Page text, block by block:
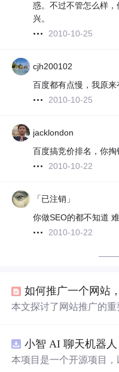
惑。不过不管怎么样
兴。
2010-10-25
cjh200102
百度都有点慢，我原来
2010-10-25
jacklondon
百度搞竞价排名，你掏
2010-10-22
「已注销」
你做SEO的都不知道
2010-10-22
——
如何推广一个网站
本文探讨了网站推广的
查过程，提出通过规律
高搜索引擎收录效率，并
小智 AI 聊天机器人
本项目是一个开源项目